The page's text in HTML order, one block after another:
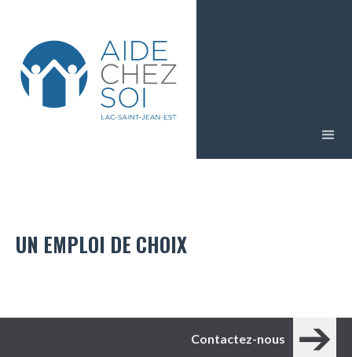
UN EMPLOI DE CHOIX
Contactez-nous